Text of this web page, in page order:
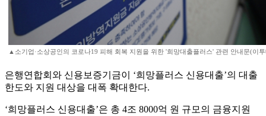
▲소기업·소상공인의 코로나19 피해 회복 지원을 위한 '희망대출플러스' 관련 안내문(이
은행연합회와 신용보증기금이 ‘희망플러스 신용대출’의 대출
한도와 지원 대상을 대폭 확대한다.
‘희망플러스 신용대출’은 총 4조 8000억 원 규모의 금융지원